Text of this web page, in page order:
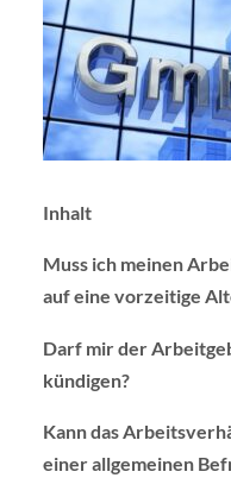
Inhalt
Muss ich meinen
auf eine vorzeitige
Darf mir der
kündigen?
Kann das
einer allgemeinen